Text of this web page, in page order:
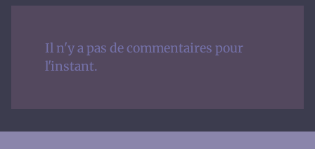
Il n'y a pas de commentaires pour
l'instant.